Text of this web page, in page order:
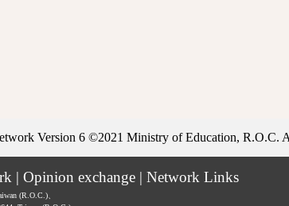
Version 6 ©2021 Ministry of Education, R.O.C.
| Opinion exchange | Network Links
(R.O.C.)、